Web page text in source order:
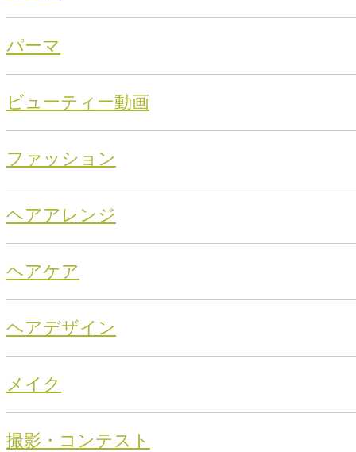
パーマ
ビューティー動画
ファッション
ヘアアレンジ
ヘアケア
ヘアデザイン
メイク
撮影・コンテスト